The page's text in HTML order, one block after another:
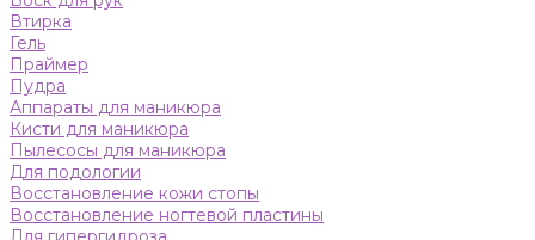
Втирка
Гель
Праймер
Пудра
Аппараты для маникюра
Кисти для маникюра
Пылесосы для маникюра
Для подологии
Восстановление кожи стопы
Восстановление ногтевой пластины